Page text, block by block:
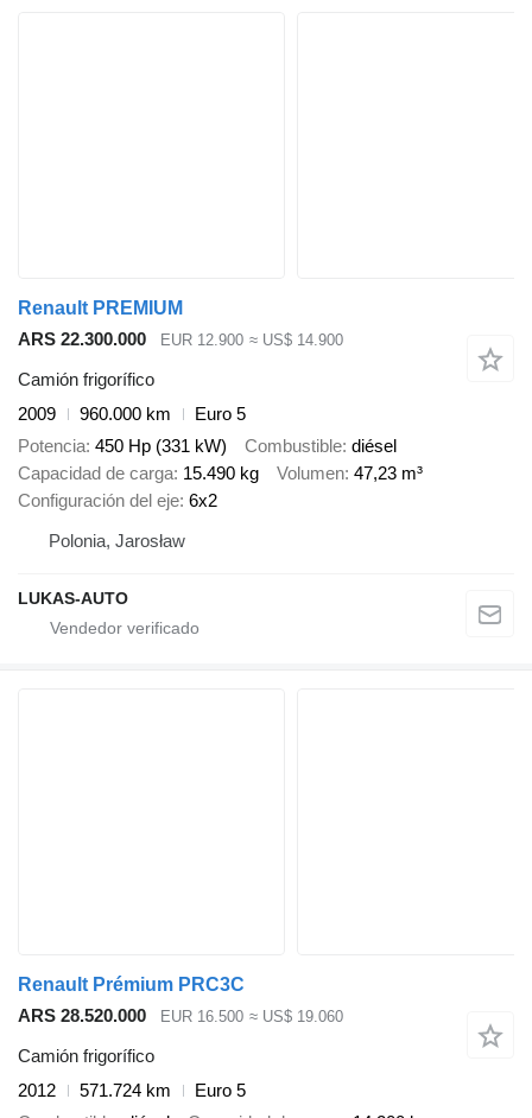
Renault PREMIUM
ARS 22.300.000
EUR 12.900 ≈ US$ 14.900
Camión frigorífico
2009
960.000 km
Euro 5
Potencia 450 Hp (331 kW) Combustible diésel
Capacidad de carga 15.490 kg Volumen 47,23 m³
Configuración del eje 6x2
Polonia, Jarosław
LUKAS-AUTO
Renault Prémium PRC3C
ARS 28.520.000
EUR 16.500 ≈ US$ 19.060
Camión frigorífico
2012
571.724 km
Euro 5